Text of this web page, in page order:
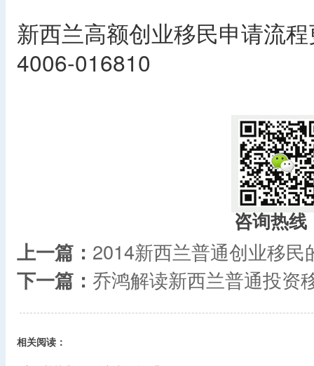
新西兰高额创业移民申请流
4006-016810
咨询热线
上一篇： 2014新西兰普通创业移民
下一篇： 乔鸿解读新西兰普通投资
相关阅读：